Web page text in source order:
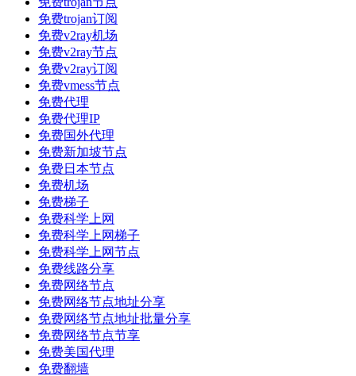
免费trojan订阅
免费v2ray机场
免费v2ray节点
免费v2ray订阅
免费vmess节点
免费代理
免费代理IP
免费国外代理
免费新加坡节点
免费日本节点
免费机场
免费梯子
免费科学上网
免费科学上网梯子
免费科学上网节点
免费线路分享
免费网络节点
免费网络节点地址分享
免费网络节点地址批量分享
免费网络节点节享
免费美国代理
免费翻墙